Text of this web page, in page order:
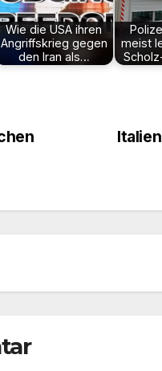
Wie die USA ihren
Angriffskrieg gegen
den Iran als…
meist